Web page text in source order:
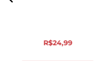
R$24,99